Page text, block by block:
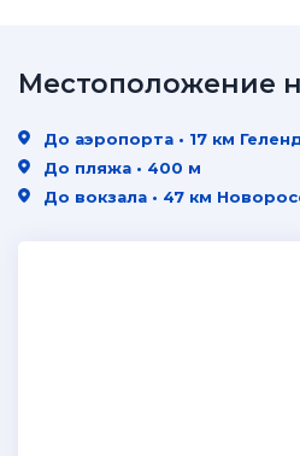
Местоположение
До аэропорта • 17 км
До пляжа • 400 м
До вокзала • 47 км